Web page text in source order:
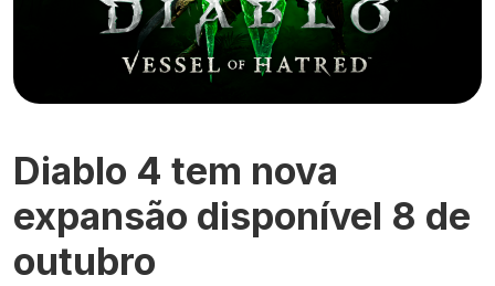
Diablo 4 tem nova
expansão disponível 8 de
outubro